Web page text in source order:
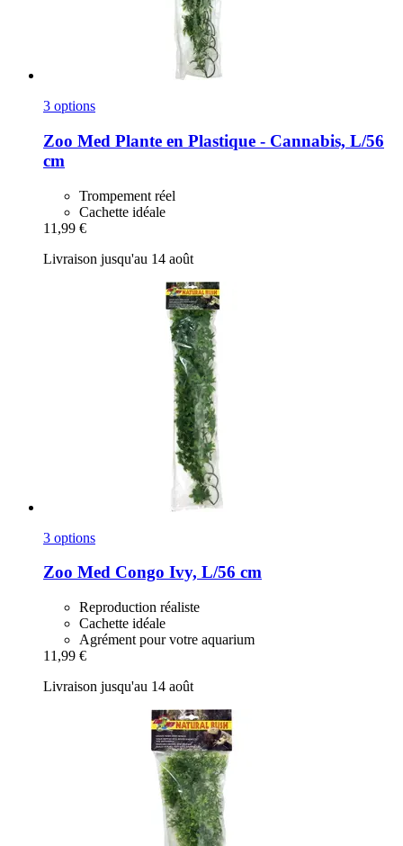
3 options
Zoo Med Plante en Plastique -​ Cannabis, L/56
cm
Trompement réel
Cachette idéale
11,99 €
Livraison jusqu'au 14 août
3 options
Zoo Med Congo Ivy, L/56 cm
Reproduction réaliste
Cachette idéale
Agrément pour votre aquarium
11,99 €
Livraison jusqu'au 14 août